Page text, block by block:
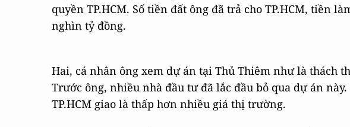
quyền TP.HCM. Số tiền đất ông đã trả cho TP.HCM, tiền
nghìn tỷ đồng.
Hai, cá nhân ông xem dự án tại Thủ Thiêm như là thách
Trước ông, nhiều nhà đầu tư đã lắc đầu bỏ qua dự án
TP.HCM giao là thấp hơn nhiều giá thị trường.